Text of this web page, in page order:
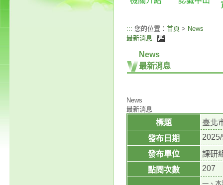
::: 您的位置： 首頁 > News
最新消息.
News
最新消息
News
最新消息
標題
臺北
發布日期
發布單位
課研
點閱次數
207